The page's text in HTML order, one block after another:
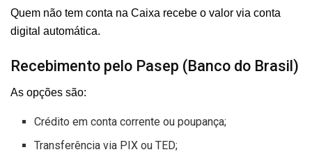
Quem não tem conta na Caixa recebe o valor via conta
digital automática.
Recebimento pelo Pasep (Banco do Brasil)
As opções são:
Crédito em conta corrente ou poupança;
Transferência via PIX ou TED;